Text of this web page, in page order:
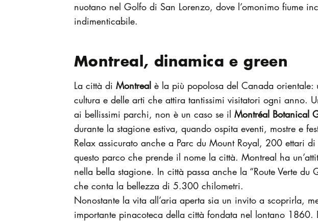
nuotano nel Golfo di San Lorenzo, dove l’omonimo fiume
indimenticabile.
Montreal, dinamica e green
La città di Montreal è la più popolosa del Canada
cultura e delle arti che attira tantissimi visitatori ogni anno.
ai bellissimi parchi, non è un caso se il Montréal Botanical
durante la stagione estiva, quando ospita eventi, mostre e
Relax assicurato anche a Parc du Mount Royal, 200 ettari
questo parco che prende il nome la città. Montreal ha
nella bella stagione. In città passa anche la “Route Verte
che conta la bellezza di 5.300 chilometri.
Nonostante la vita all’aria aperta sia un invito a scoprirla,
importante pinacoteca della città fondata nel lontano 1860.